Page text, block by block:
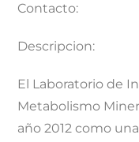
Contacto:
Descripcion:
El Laboratorio de
Metabolismo
año 2012 como